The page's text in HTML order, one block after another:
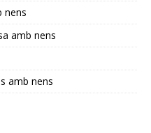
nens
amb nens
amb nens